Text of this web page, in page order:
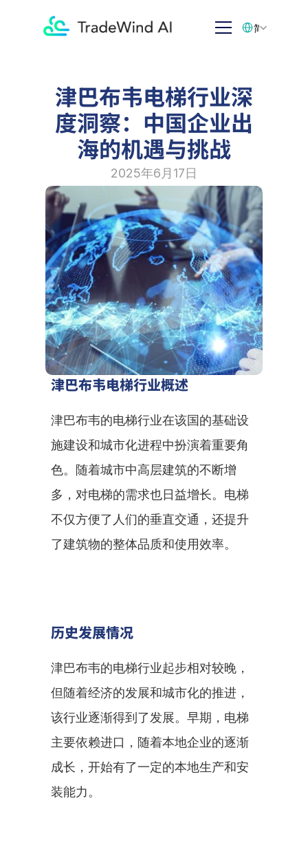
津巴布韦电梯行业深
度洞察：中国企业出
海的机遇与挑战
2025年6月17日
津巴布韦电梯行业概述
津巴布韦的电梯行业在该国的基础设
施建设和城市化进程中扮演着重要角
色。随着城市中高层建筑的不断增
多，对电梯的需求也日益增长。电梯
不仅方便了人们的垂直交通，还提升
了建筑物的整体品质和使用效率。
历史发展情况
津巴布韦的电梯行业起步相对较晚，
但随着经济的发展和城市化的推进，
该行业逐渐得到了发展。早期，电梯
主要依赖进口，随着本地企业的逐渐
成长，开始有了一定的本地生产和安
装能力。
简体中文